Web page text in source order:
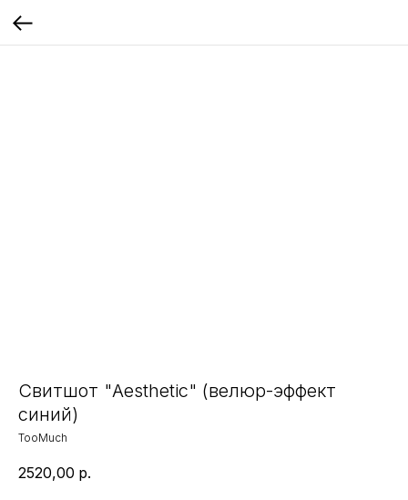
Свитшот "Aesthetic" (велюр-эффект
синий)
TooMuch
2520,00 р.